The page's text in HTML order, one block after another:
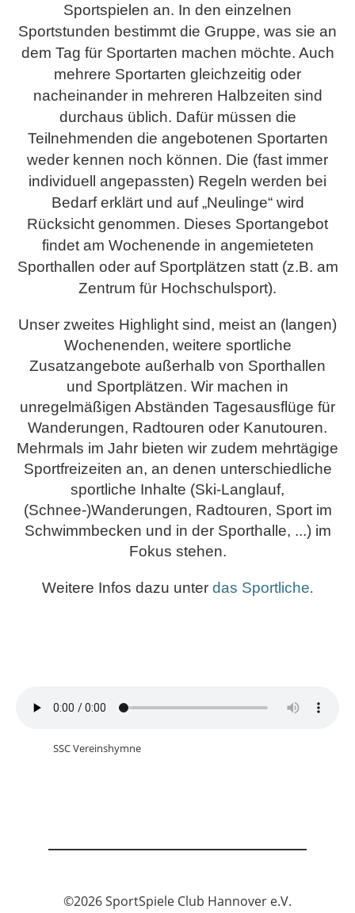
Sportspielen an. In den einzelnen
Sportstunden bestimmt die Gruppe, was sie an
dem Tag für Sportarten machen möchte. Auch
mehrere Sportarten gleichzeitig oder
nacheinander in mehreren Halbzeiten sind
durchaus üblich. Dafür müssen die
Teilnehmenden die angebotenen Sportarten
weder kennen noch können. Die (fast immer
individuell angepassten) Regeln werden bei
Bedarf erklärt und auf „Neulinge“ wird
Rücksicht genommen. Dieses Sportangebot
findet am Wochenende in angemieteten
Sporthallen oder auf Sportplätzen statt (z.B. am
Zentrum für Hochschulsport).
Unser zweites Highlight sind, meist an (langen)
Wochenenden, weitere sportliche
Zusatzangebote außerhalb von Sporthallen
und Sportplätzen. Wir machen in
unregelmäßigen Abständen Tagesausflüge für
Wanderungen, Radtouren oder Kanutouren.
Mehrmals im Jahr bieten wir zudem mehrtägige
Sportfreizeiten an, an denen unterschiedliche
sportliche Inhalte (Ski-Langlauf,
(Schnee-)Wanderungen, Radtouren, Sport im
Schwimmbecken und in der Sporthalle, ...) im
Fokus stehen.
Weitere Infos dazu unter das Sportliche.
SSC Vereinshymne
©2026 SportSpiele Club Hannover e.V.